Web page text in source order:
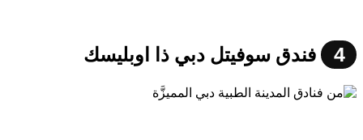
4 فندق سوفيتل دبي ذا اوبليسك